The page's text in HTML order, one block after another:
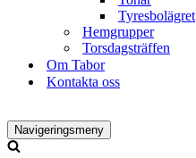
Tyresbolägret
Hemgrupper
Torsdagsträffen
Om Tabor
Kontakta oss
Navigeringsmeny